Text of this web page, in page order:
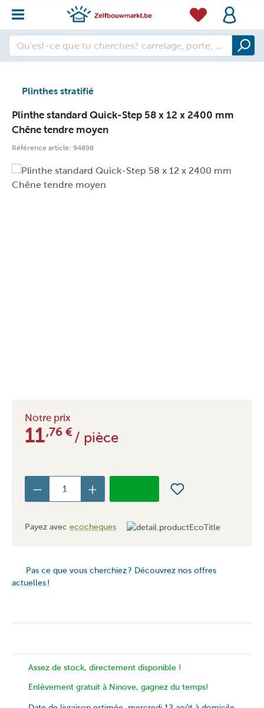
Plinthes stratifié
Plinthe standard Quick-Step 58 x 12 x 2400 mm
Chêne tendre moyen
Référence article: 94898
Notre prix
11,76 €/ pièce
Payez avec ecocheques
Pas ce que vous cherchiez ? Découvrez nos offres
actuelles !
Assez de stock, directement disponible !
Enlèvement gratuit à Ninove, gagnez du temps!